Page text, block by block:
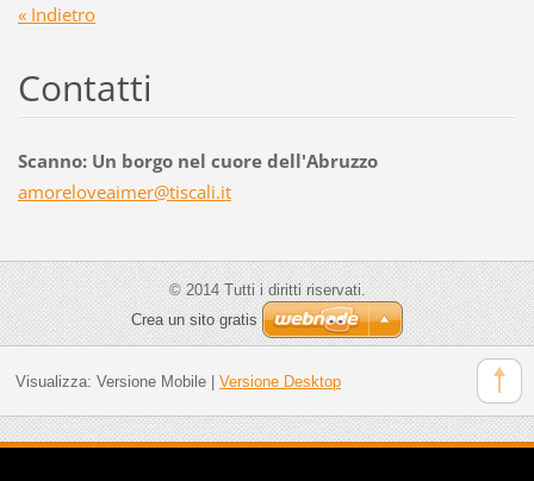
« Indietro
Contatti
Scanno: Un borgo nel cuore dell'Abruzzo
amoreloveaimer@tiscali.it
© 2014 Tutti i diritti riservati.
Crea un sito gratis
Visualizza: Versione Mobile| Versione Desktop